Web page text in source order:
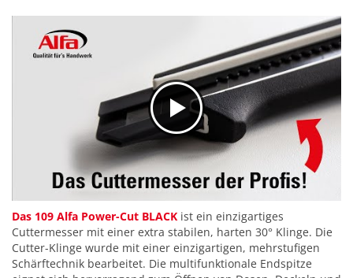
Das 109 Alfa Power-Cut BLACK ist ein einzigartiges
Cuttermesser mit einer extra stabilen, harten 30° Klinge. Die
Cutter-Klinge wurde mit einer einzigartigen, mehrstufigen
Schärftechnik bearbeitet. Die multifunktionale Endspitze